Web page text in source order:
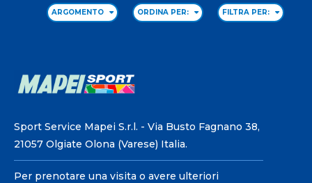
ARGOMENTO ORDINA PER: FILTRA PER:
Sport Service Mapei S.r.l. - Via Busto Fagnano 38,
21057 Olgiate Olona (Varese) Italia.
Per prenotare una visita o avere ulteriori